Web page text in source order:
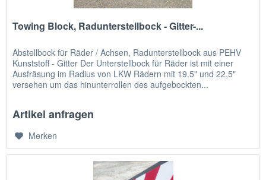
Towing Block, Radunterstellbock - Gitter-...
Abstellbock für Räder / Achsen, Radunterstellbock aus PEHV
Kunststoff - Gitter Der Unterstellbock für Räder ist mit einer
Ausfräsung im Radius von LKW Rädern mit 19.5" und 22,5"
versehen um das hinunterrollen des aufgebockten...
Artikel anfragen
Merken